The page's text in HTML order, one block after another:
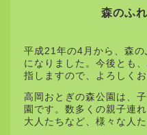
森のふ
平成21年の4月から、森
になりました。今後とも
指しますので、よろしくお
高岡おとぎの森公園は、
園です。数多くの親子連
大人たちなど、様々な人